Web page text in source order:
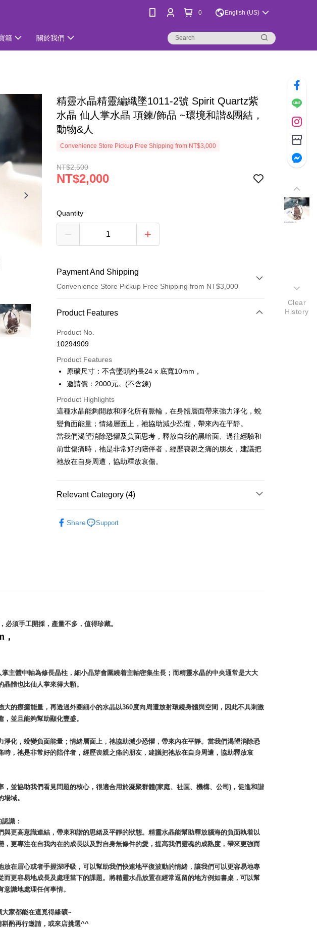
0 English (US)
箱 關於我們
精靈水晶精靈編織墜1011-2號 Spirit Quartz紫
水晶 仙人掌水晶 項鍊/飾品 ~環境和諧&團結，
動物&人
Convenience Store Pickup Free Shipping from NT$3,000
NT$2,500
NT$2,000
Quantity
Payment And Shipping
Convenience Store Pickup Free Shipping from NT$3,000
Payment Method
Credit Card (Full Payment)
Convenience Store Pickup and Pay
LINE Pay
Apple Pay
JKOPAY
Easy Wallet
ATM Transfer
全家取貨付款
7-11取貨付款
付款後門市自取
Product Features
Product No.
10294909
Product Features
原礦尺寸：不含墜頭約長24 x 底寬10mm，
邀請價：2000元。(不含鍊)
Product Highlights
這種水晶能夠開啟和淨化所有脈輪，在身體層面帶來強力淨化，蛻
變負面能量；情緒層面上，祂協助減少恐懼，帶來內在平靜。
當我們渴望消除恐懼及負面思考，釋放自我的黑暗面、過往經驗和
前世傷痛時，祂是非常好的陪伴者，經歷喪親之痛的朋友，建議把
祂放在自身周遭，協助釋放哀傷。
Relevant Category (4)
Share Support
必須手工開採，產量不多，值得珍藏。
主體中軸為修長晶柱，細小晶芽會圍繞着主軸密集生長；而精靈水晶的中央通常是大大
體也比仙人掌來得大顆。
的療癒能量，再透過外圈細小的水晶以360度向周遭放射環繞身體與空間，因此不具刺激
並且能夠幫助顯化豐盛。
化，蛻變負面能量；情緒層面上，祂協助減少恐懼，帶來內在平靜。當我們渴望消除恐
，祂是非常好的陪伴者，經歷喪親之痛的朋友，建議把祂放在自身周遭，協助釋放哀
並協助我們看見問題的核心，很適合用於凝聚群體(家庭、社區、機構、公司)，促進和諧
域。
識：
更高意識連結，帶來和諧的思緒及平靜的狀態。精靈水晶能幫助釋放腦海的負面執着以
更專注在自我內在的成長以及對自身無條件的愛，提高我們靈魂的成熟度，帶來更強而
在眉心或者手握深呼吸，可以幫助我們快速地平復波動的情緒，讓我們可以更容易地專
更容易地成長及處理當下的課題。將精靈水晶放置在經常逗留的地方例如書桌，可以幫
識地處理任何事情。
家都能在這覓得緣礦~
斟酌再行邀請，或來店挑選^^
Clear
History